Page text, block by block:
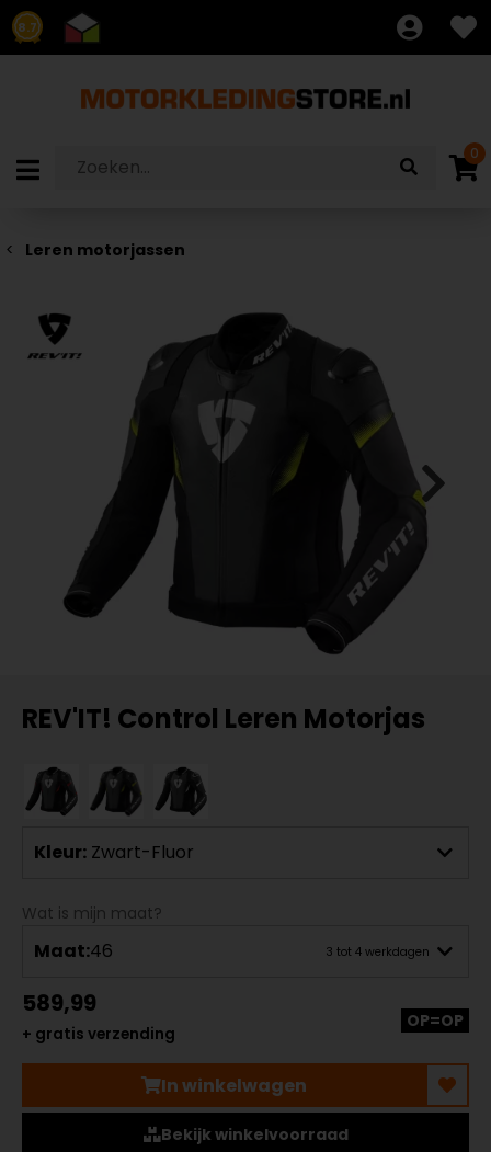
8.7
0
Leren motorjassen
REV'IT! Control Leren Motorjas
Kleur: Zwart-Fluor
Wat is mijn maat?
Maat:46 3 tot 4 werkdagen
589,99
+ gratis verzending
OP=OP
In winkelwagen
Bekijk winkelvoorraad